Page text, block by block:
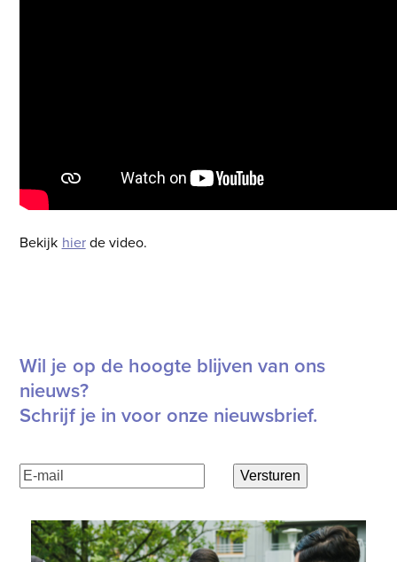
Bekijk hierde video.
Wil je op de hoogte blijven van ons
nieuws?
Schrijf je in voor onze nieuwsbrief.
E-
mailadres(Vereist)
Versturen